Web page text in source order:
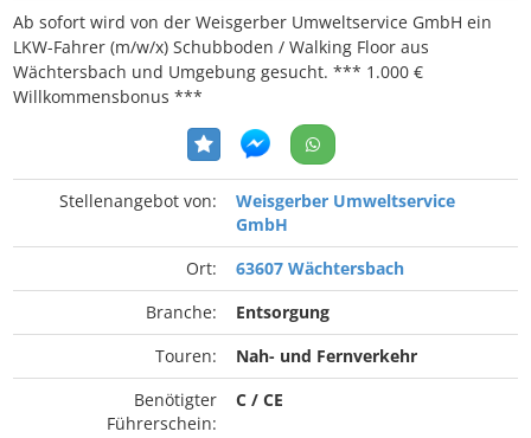
Ab sofort wird von der Weisgerber Umweltservice GmbH ein
LKW-Fahrer (m/w/x) Schubboden / Walking Floor aus
Wächtersbach und Umgebung gesucht. *** 1.000 €
Willkommensbonus ***
Stellenangebot von:
Weisgerber Umweltservice
GmbH
Ort:
63607 Wächtersbach
Branche:
Entsorgung
Touren:
Nah- und Fernverkehr
Benötigter
Führerschein:
C / CE